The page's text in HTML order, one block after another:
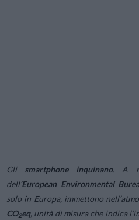
Gli smartphone inquinano. A
dell’European Environmental
solo in Europa, immettono
CO2eq, unità di misura che indica